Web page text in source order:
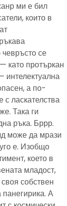
ми е бил
които в
чевръсто се
като протъркан
интелектуална
а по-
с ласкателства
Така ги
ръка. Бррр.
може да мрази
е. Изобщо
което в
младост,
собствен
А